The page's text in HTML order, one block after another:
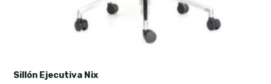
Sillón Ejecutiva Nix